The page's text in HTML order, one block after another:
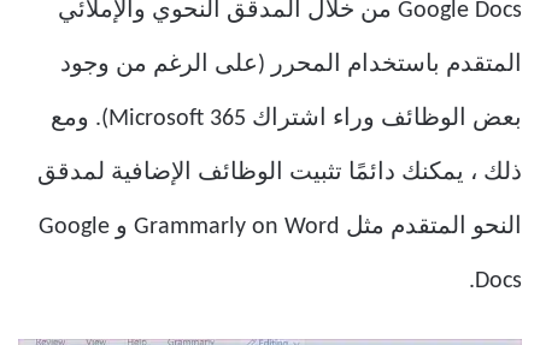
Google Docs من خلال المدقق النحوي والإملائي
المتقدم باستخدام المحرر (على الرغم من وجود
بعض الوظائف وراء اشتراك Microsoft 365). ومع
ذلك ، يمكنك دائمًا تثبيت الوظائف الإضافية لمدقق
النحو المتقدم مثل Grammarly on Word و Google
Docs.